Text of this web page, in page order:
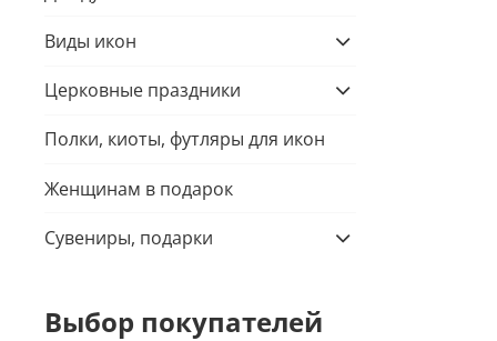
Виды икон
Церковные праздники
Полки, киоты, футляры для икон
Женщинам в подарок
Сувениры, подарки
Выбор покупателей